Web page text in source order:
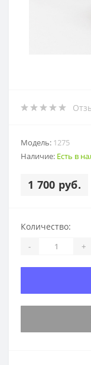
Модель: 1275
Наличие: Есть в
1 700 руб.
Количество:
- +